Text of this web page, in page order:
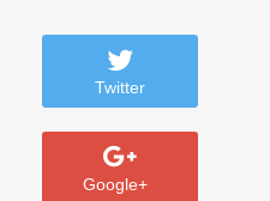
Twitter
Google+